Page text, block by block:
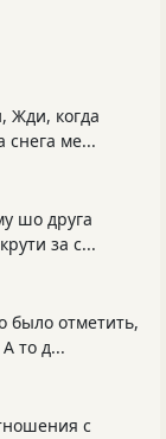
Жди, когда
снега ме...
шо друга
за с...
было отметить,
то д...
с